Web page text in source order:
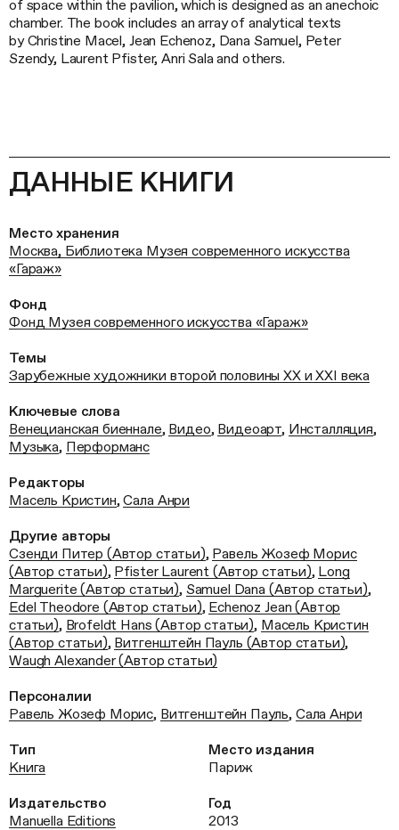
of space within the pavilion, which is designed as an anechoic
chamber. The book includes an array of analytical texts
by Christine Macel, Jean Echenoz, Dana Samuel, Peter
Szendy, Laurent Pfister, Anri Sala and others.
ДАННЫЕ КНИГИ
Место хранения
Москва, Библиотека Музея современного искусства
«Гараж»
Фонд
Фонд Музея современного искусства «Гараж»
Темы
Зарубежные художники второй половины ХХ и XXI века
Ключевые слова
Венецианская биеннале, Видео, Видеоарт, Инсталляция,
Музыка, Перформанс
Редакторы
Масель Кристин,Сала Анри
Другие авторы
Сзенди Питер (Автор статьи), Равель Жозеф Морис
(Автор статьи), Pfister Laurent (Автор статьи), Long
Marguerite (Автор статьи), Samuel Dana (Автор статьи),
Edel Theodore (Автор статьи), Echenoz Jean (Автор
статьи), Brofeldt Hans (Автор статьи), Масель Кристин
(Автор статьи), Витгенштейн Пауль (Автор статьи),
Waugh Alexander (Автор статьи)
Персоналии
Равель Жозеф Морис, Витгенштейн Пауль, Сала Анри
Тип
Книга
Место издания
Париж
Издательство
Manuella Editions
Год
2013